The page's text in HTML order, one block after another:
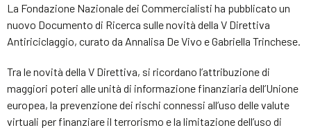
La Fondazione Nazionale dei Commercialisti ha pubblicato un
nuovo Documento di Ricerca sulle novità della V Direttiva
Antiriciclaggio, curato da Annalisa De Vivo e Gabriella Trinchese.
Tra le novità della V Direttiva, si ricordano l’attribuzione di
maggiori poteri alle unità di informazione finanziaria dell’Unione
europea, la prevenzione dei rischi connessi all’uso delle valute
virtuali per finanziare il terrorismo e la limitazione dell’uso di